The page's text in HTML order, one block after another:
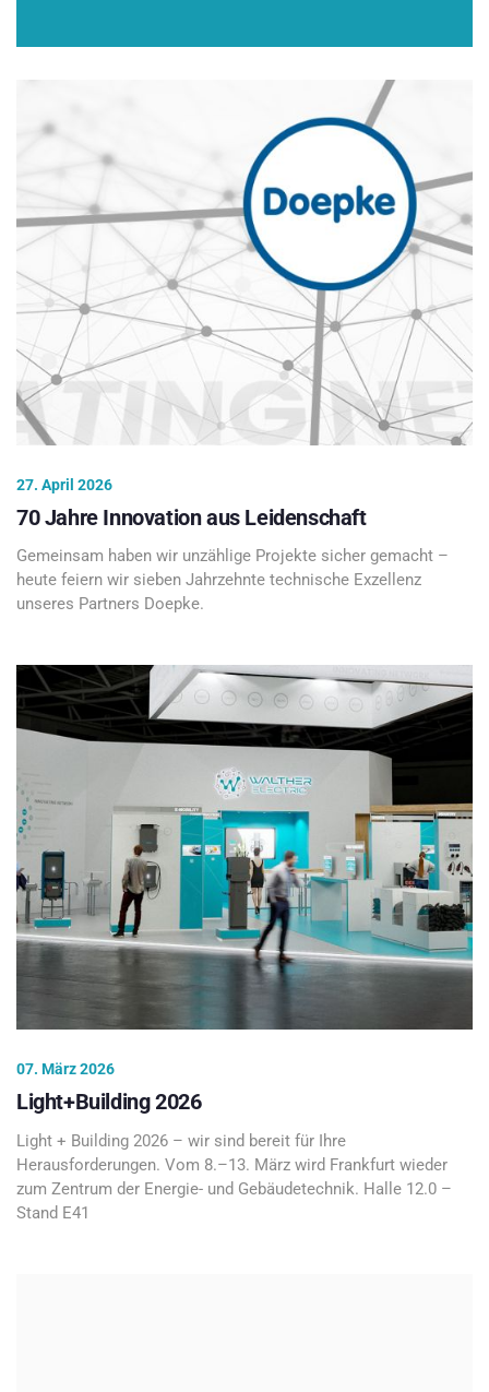
27. April 2026
70 Jahre Innovation aus Leidenschaft
Gemeinsam haben wir unzählige Projekte sicher gemacht –
heute feiern wir sieben Jahrzehnte technische Exzellenz
unseres Partners Doepke.
07. März 2026
Light+Building 2026
Light + Building 2026 – wir sind bereit für Ihre
Herausforderungen. Vom 8.–13. März wird Frankfurt wieder
zum Zentrum der Energie- und Gebäudetechnik. Halle 12.0 –
Stand E41